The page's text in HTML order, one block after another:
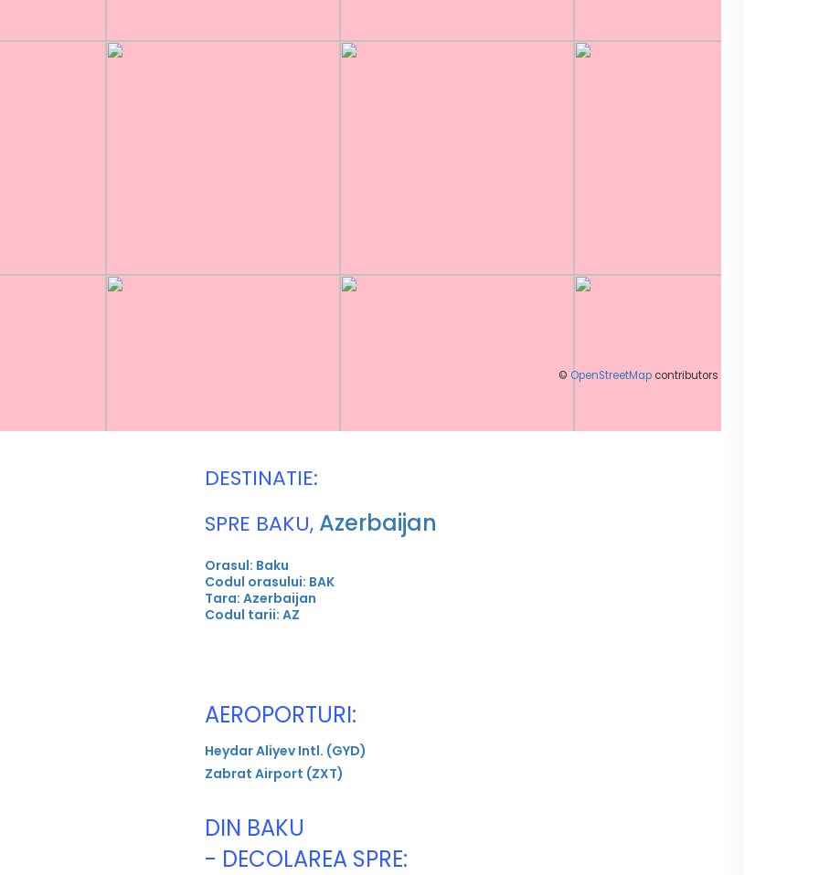
© OpenStreetMap contributors
DESTINATIE:
SPRE BAKU, Azerbaijan
Orasul: Baku
Codul orasului: BAK
Tara: Azerbaijan
Codul tarii: AZ
AEROPORTURI:
Heydar Aliyev Intl. (GYD)
Zabrat Airport (ZXT)
DIN BAKU
- DECOLAREA SPRE: